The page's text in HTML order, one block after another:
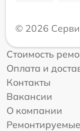
© 2026
Стоимость
Оплата и
Контакты
Вакансии
О компании